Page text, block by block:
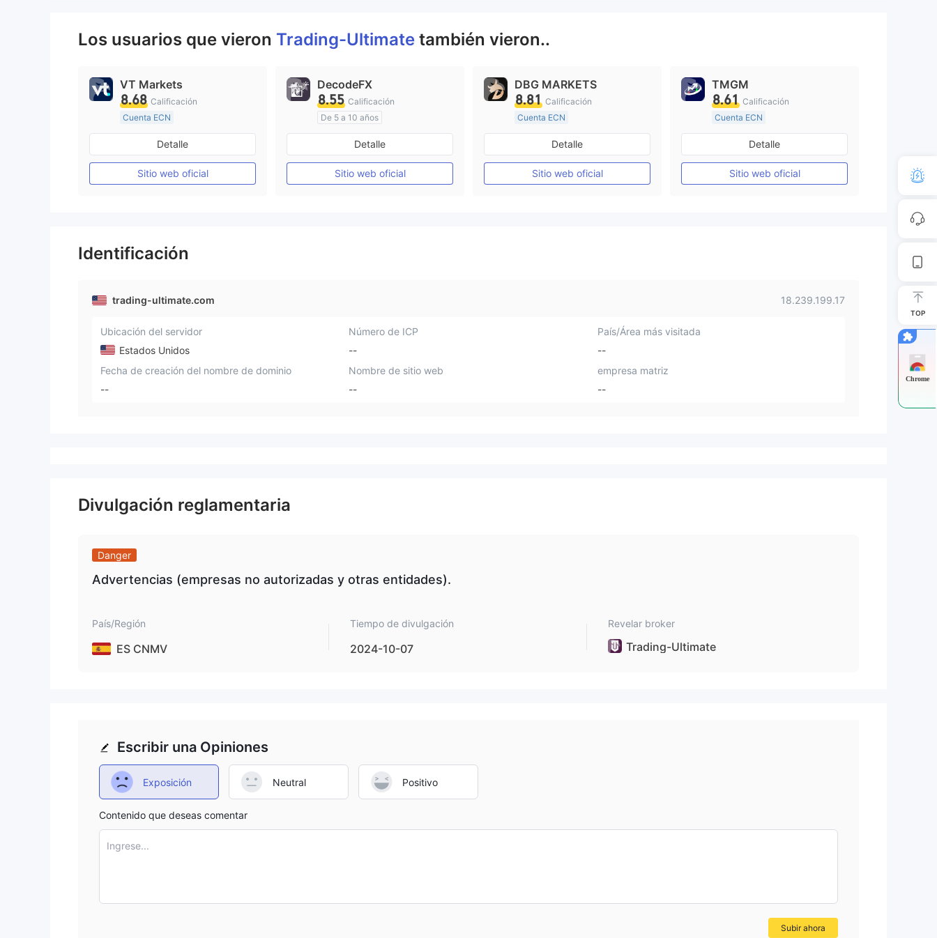
Los usuarios que vieron Trading-Ultimate también vieron..
VT Markets
8.68 Calificación
Cuenta ECN
De 10 a 15 años
Supervisión en Australia
Creación Mercado Forex (MM)
Licencia completa de MT4
Detalle
Sitio web oficial
DecodeFX
8.55 Calificación
De 5 a 10 años
Supervisión en Australia
Licencia completa de MT4
Detalle
Sitio web oficial
DBG MARKETS
8.81 Calificación
Cuenta ECN
De 10 a 15 años
Supervisión en Australia
Creación Mercado Forex (MM)
Licencia completa de MT4
Detalle
Sitio web oficial
TMGM
8.61 Calificación
Cuenta ECN
De 10 a 15 años
Supervisión en Australia
Creación Mercado Forex (MM)
Licencia completa de MT4
Detalle
Sitio web oficial
Identificación
trading-ultimate.com 18.239.199.17
Ubicación del servidor
Estados Unidos
Número de ICP
--
País/Área más visitada
--
Fecha de creación del nombre de dominio
--
Nombre de sitio web
--
empresa matriz
--
Divulgación reglamentaria
Danger
Advertencias (empresas no autorizadas y otras entidades).
País/Región
ES CNMV
Tiempo de divulgación
2024-10-07
Revelar broker
Trading-Ultimate
Escribir una Opiniones
Exposición Neutral Positivo
Contenido que deseas comentar
Ingrese...
Subir ahora
TOP
Chrome